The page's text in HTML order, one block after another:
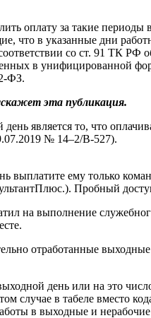
оплату за такие
в указанные дни
со ст. 91 ТК РФ
в унифицированной
ФЗ.
эта публикация.
является то, что
№ 14–2/В-527).
выплатите ему только
Пробный
на выполнение
отработанные
день или на это
случае в табеле вместо
в выходные и